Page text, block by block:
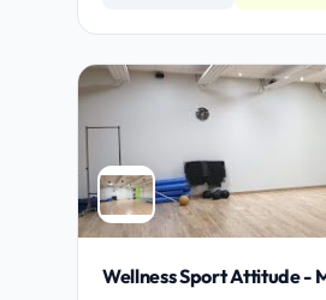
Wellness Sport Attitude -